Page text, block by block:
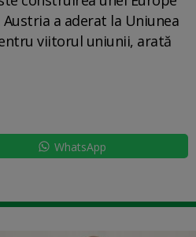
a aderat la Uniunea
viitorul uniunii, arată
WhatsApp